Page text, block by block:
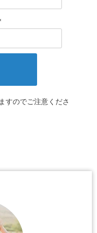
すのでご注意くださ